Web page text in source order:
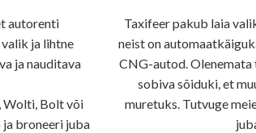
autorenti
ja lihtne
ja nauditava
Wolti, Bolt või
ja broneeri juba
Taxifeer pakub laia
neist on
CNG-autod. Olenemata
sobiva sõiduki, et
muretuks. Tutvuge